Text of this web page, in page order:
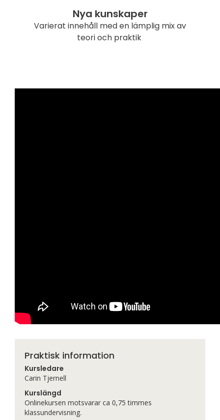
Nya kunskaper
Varierat innehåll med en lämplig mix av
teori och praktik
Praktisk information
Kursledare
Carin Tjernell
Kurslängd
Onlinekursen motsvarar ca 0,75 timmes
klassundervisning.